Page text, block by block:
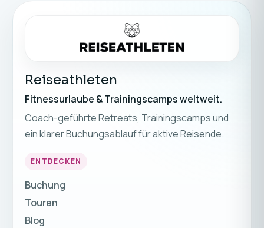
Reiseathleten
Fitnessurlaube & Trainingscamps weltweit.
Coach-geführte Retreats, Trainingscamps und
ein klarer Buchungsablauf für aktive Reisende.
ENTDECKEN
Buchung
Touren
Blog